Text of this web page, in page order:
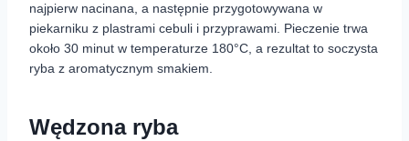
najpierw nacinana, a następnie przygotowywana w
piekarniku z plastrami cebuli i przyprawami. Pieczenie trwa
około 30 minut w temperaturze 180°C, a rezultat to soczysta
ryba z aromatycznym smakiem.
Wędzona ryba